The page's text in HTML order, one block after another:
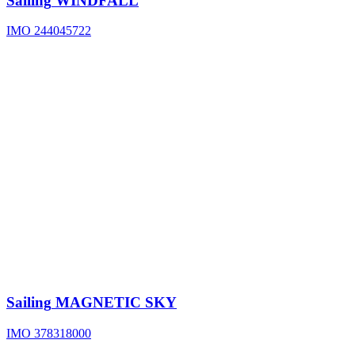
IMO 244045722
Sailing MAGNETIC SKY
IMO 378318000